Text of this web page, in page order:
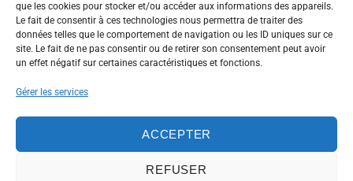
que les cookies pour stocker et/ou accéder aux informations des appareils.
Le fait de consentir à ces technologies nous permettra de traiter des
données telles que le comportement de navigation ou les ID uniques sur ce
site. Le fait de ne pas consentir ou de retirer son consentement peut avoir
un effet négatif sur certaines caractéristiques et fonctions.
Gérer les services
ACCEPTER
REFUSER